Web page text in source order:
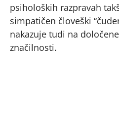
psiholoških razpravah
simpatičen človeški
nakazuje tudi na
značilnosti.